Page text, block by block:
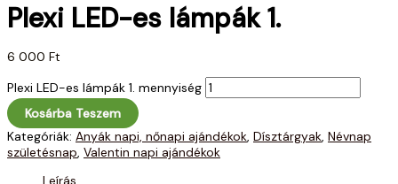
Plexi LED-es lámpák 1.
6 000 Ft
Plexi LED-es lámpák 1. mennyiség
Kosárba Teszem
Kategóriák: Anyák napi, nőnapi ajándékok, Dísztárgyak, Névnap
születésnap, Valentin napi ajándékok
Leírás